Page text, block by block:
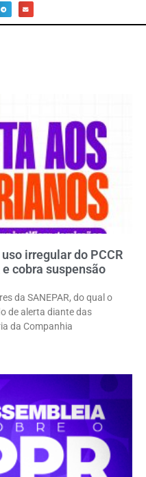
irregular do PCCR
cobra suspensão
da SANEPAR, do qual o
de alerta diante das
da Companhia